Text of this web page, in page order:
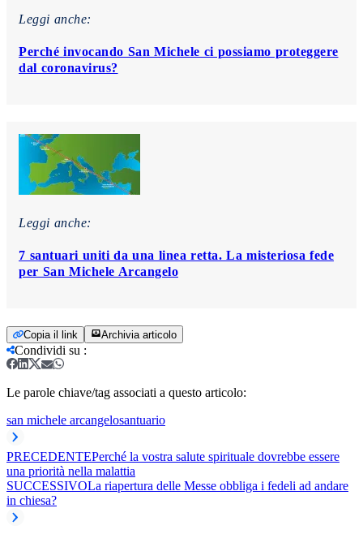
Leggi anche:
Perché invocando San Michele ci possiamo proteggere
dal coronavirus?
Leggi anche:
7 santuari uniti da una linea retta. La misteriosa fede
per San Michele Arcangelo
Copia il link Archivia articolo
Condividi su :
Le parole chiave/tag associati a questo articolo:
san michele arcangelosantuario
PRECEDENTEPerché la vostra salute spirituale dovrebbe essere
una priorità nella malattia
SUCCESSIVOLa riapertura delle Messe obbliga i fedeli ad andare
in chiesa?